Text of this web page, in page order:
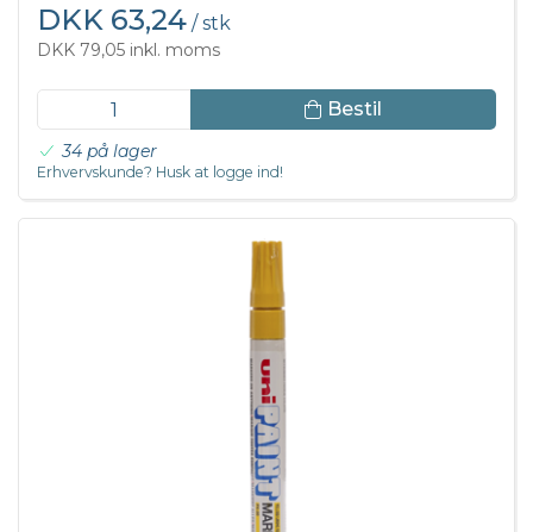
DKK 63,24 / stk
DKK 79,05 inkl. moms
Bestil
34 på lager
Erhvervskunde? Husk at logge ind!